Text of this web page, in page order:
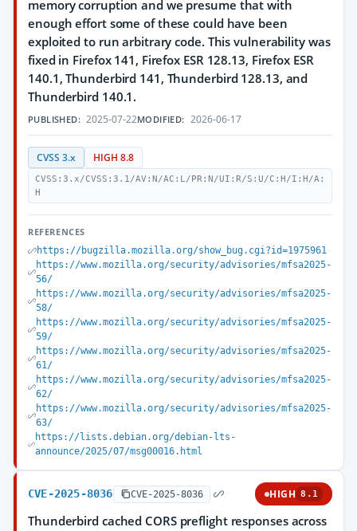
memory corruption and we presume that with
enough effort some of these could have been
exploited to run arbitrary code. This vulnerability was
fixed in Firefox 141, Firefox ESR 128.13, Firefox ESR
140.1, Thunderbird 141, Thunderbird 128.13, and
Thunderbird 140.1.
PUBLISHED: 2025-07-22MODIFIED: 2026-06-17
CVSS 3.x HIGH 8.8
CVSS:3.x/CVSS:3.1/AV:N/AC:L/PR:N/UI:R/S:U/C:H/I:H/A:
H
REFERENCES
https://bugzilla.mozilla.org/show_bug.cgi?id=1975961
https://www.mozilla.org/security/advisories/mfsa2025-
56/
https://www.mozilla.org/security/advisories/mfsa2025-
58/
https://www.mozilla.org/security/advisories/mfsa2025-
59/
https://www.mozilla.org/security/advisories/mfsa2025-
61/
https://www.mozilla.org/security/advisories/mfsa2025-
62/
https://www.mozilla.org/security/advisories/mfsa2025-
63/
https://lists.debian.org/debian-lts-
announce/2025/07/msg00016.html
CVE-2025-8036 CVE-2025-8036 HIGH 8.1
Thunderbird cached CORS preflight responses across